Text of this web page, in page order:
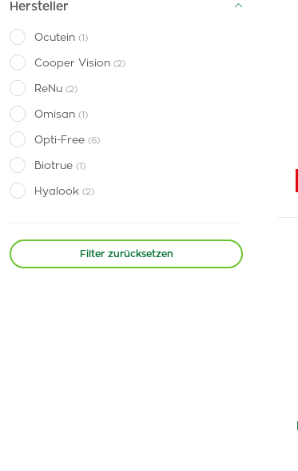
Hersteller
Ocutein (1)
Cooper Vision (2)
ReNu (2)
Omisan (1)
Opti-Free (6)
Biotrue (1)
Hyalook (2)
Filter zurücksetzen